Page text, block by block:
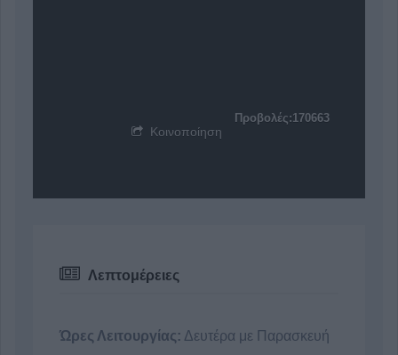
Προβολές:170663
Κοινοποίηση
Λεπτομέρειες
Ώρες Λειτουργίας: Δευτέρα με Παρασκευή